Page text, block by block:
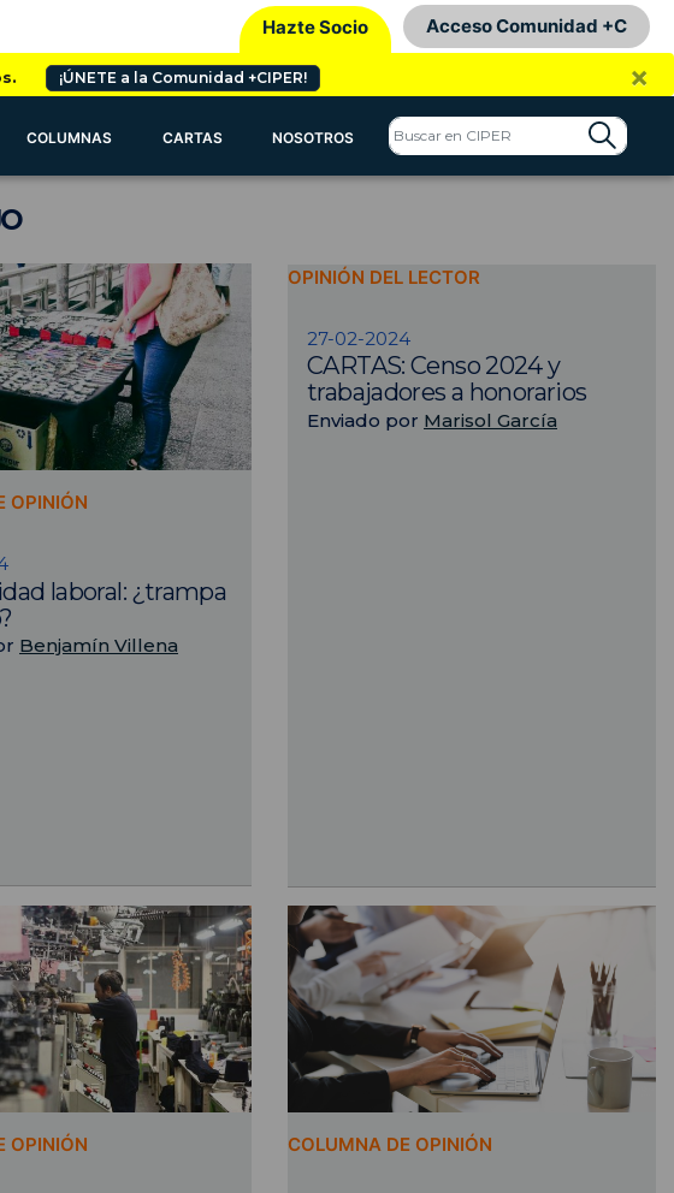
Hazte Socio Acceso Comunidad +C
¡ÚNETE a la Comunidad +CIPER! ×
COLUMNAS CARTAS NOSOTROS
OPINIÓN
laboral: ¿trampa
Benjamín Villena
OPINIÓN DEL LECTOR
27-02-2024
CARTAS: Censo 2024 y
trabajadores a honorarios
Enviado por Marisol García
OPINIÓN COLUMNA DE OPINIÓN